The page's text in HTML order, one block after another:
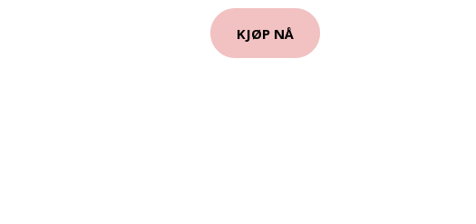
KJØP NÅ